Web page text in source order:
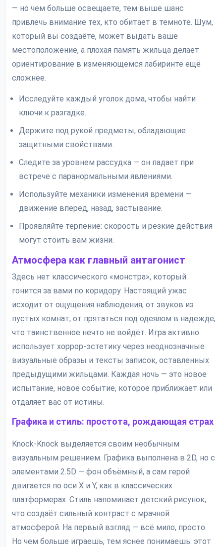
— но чем больше освещаете, тем выше шанс
привлечь внимание тех, кто обитает в темноте. Шум,
который вы создаёте, может выдать ваше
местоположение, а плохая память жильца делает
ориентирование в изменяющемся лабиринте ещё
сложнее.
Исследуйте каждый уголок дома, чтобы найти
ключи к разгадке.
Держите под рукой предметы, обладающие
защитными свойствами.
Следите за уровнем рассудка — он падает при
встрече с паранормальными явлениями.
Используйте механики изменения времени —
движение вперёд, назад, застывание.
Проявляйте терпение: скорость и резкие действия
могут стоить вам жизни.
Атмосфера как главный антагонист
Здесь нет классического «монстра», который
гонится за вами по коридору. Настоящий ужас
исходит от ощущения наблюдения, от звуков из
пустых комнат, от прятаться под одеялом в надежде,
что таинственное нечто не войдёт. Игра активно
использует хоррор-эстетику через неоднозначные
визуальные образы и тексты записок, оставленных
предыдущими жильцами. Каждая ночь — это новое
испытание, новое событие, которое приближает или
отдаляет вас от истины.
Графика и стиль: простота, рождающая страх
Knock-Knock выделяется своим необычным
визуальным решением. Графика выполнена в 2D, но с
элементами 2.5D — фон объёмный, а сам герой
двигается по оси X и Y, как в классических
платформерах. Стиль напоминает детский рисунок,
что создаёт сильный контраст с мрачной
атмосферой. На первый взгляд — всё мило, просто.
Но чем больше играешь, тем яснее понимаешь: этот